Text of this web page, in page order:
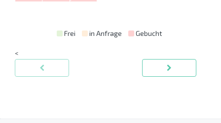
Frei in Anfrage Gebucht
<